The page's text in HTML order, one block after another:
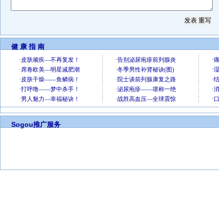
健 康 指 南
Sogou推广服务